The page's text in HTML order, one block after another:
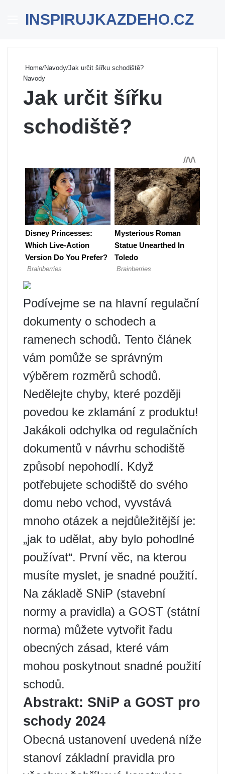
Menu
INSPIRUJKAZDEHO.CZ
Home/Navody/Jak určit šířku schodiště?
Navody
Jak určit šířku
schodiště?
Podívejme se na hlavní regulační
dokumenty o schodech a
ramenech schodů. Tento článek
vám pomůže se správným
výběrem rozměrů schodů.
Nedělejte chyby, které později
povedou ke zklamání z produktu!
Jakákoli odchylka od regulačních
dokumentů v návrhu schodiště
způsobí nepohodlí. Když
potřebujete schodiště do svého
domu nebo vchod, vyvstává
mnoho otázek a nejdůležitější je:
„jak to udělat, aby bylo pohodlné
používat“. První věc, na kterou
musíte myslet, je snadné použití.
Na základě SNiP (stavební
normy a pravidla) a GOST (státní
norma) můžete vytvořit řadu
obecných zásad, které vám
mohou poskytnout snadné použití
schodů.
Abstrakt: SNiP a GOST pro
schody 2024
Obecná ustanovení uvedená níže
stanoví základní pravidla pro